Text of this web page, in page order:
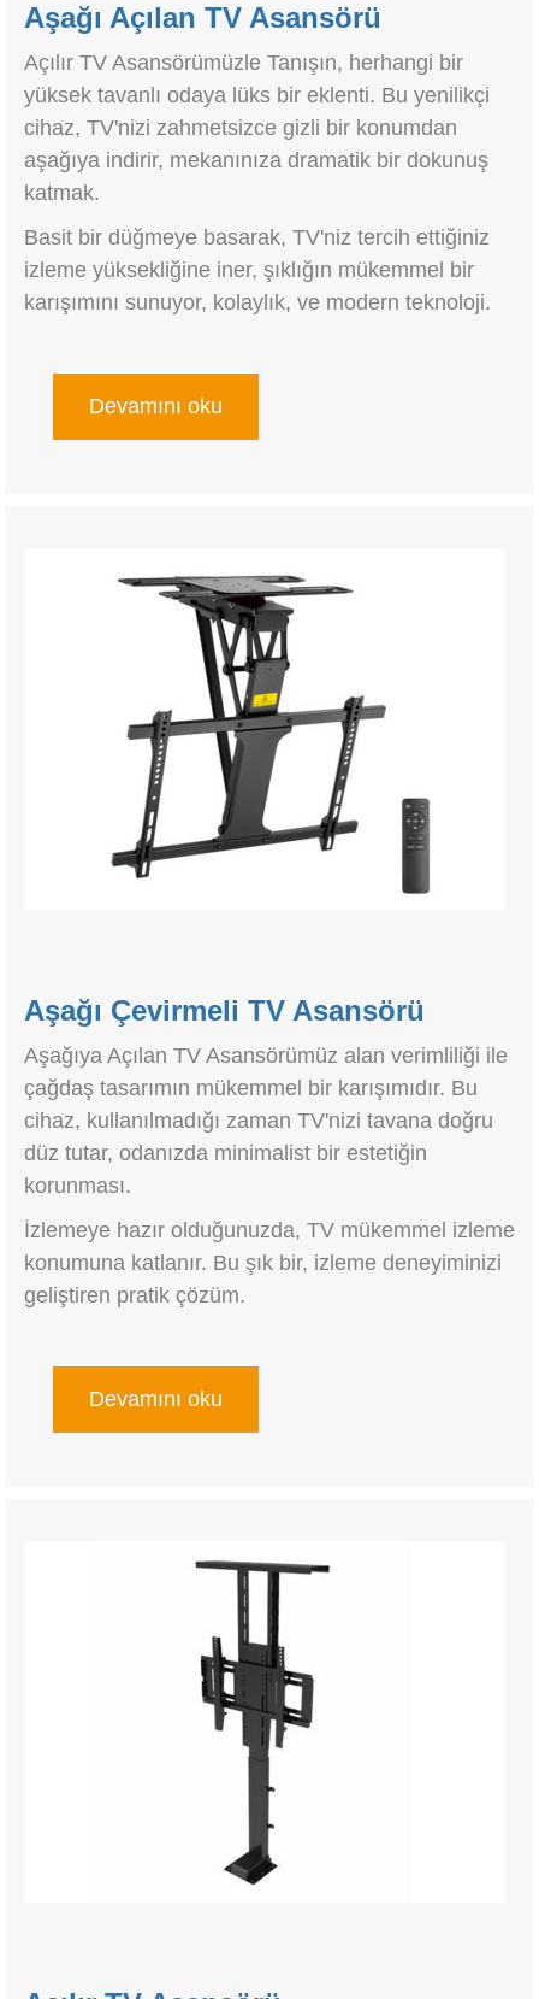
Aşağı Açılan TV Asansörü
Açılır TV Asansörümüzle Tanışın, herhangi bir
yüksek tavanlı odaya lüks bir eklenti. Bu yenilikçi
cihaz, TV'nizi zahmetsizce gizli bir konumdan
aşağıya indirir, mekanınıza dramatik bir dokunuş
katmak.
Basit bir düğmeye basarak, TV'niz tercih ettiğiniz
izleme yüksekliğine iner, şıklığın mükemmel bir
karışımını sunuyor, kolaylık, ve modern teknoloji.
Devamını oku
Aşağı Çevirmeli TV Asansörü
Aşağıya Açılan TV Asansörümüz alan verimliliği ile
çağdaş tasarımın mükemmel bir karışımıdır. Bu
cihaz, kullanılmadığı zaman TV'nizi tavana doğru
düz tutar, odanızda minimalist bir estetiğin
korunması.
İzlemeye hazır olduğunuzda, TV mükemmel izleme
konumuna katlanır. Bu şık bir, izleme deneyiminizi
geliştiren pratik çözüm.
Devamını oku